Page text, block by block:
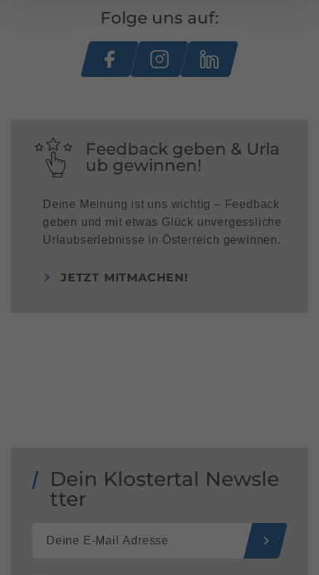
Folge uns auf:
Feedback geben & Urla
ub gewinnen!
Deine Meinung ist uns wichtig – Feedback
geben und mit etwas Glück unvergessliche
Urlaubserlebnisse in Österreich gewinnen.
JETZT MITMACHEN!
Dein Klostertal Newsle
tter